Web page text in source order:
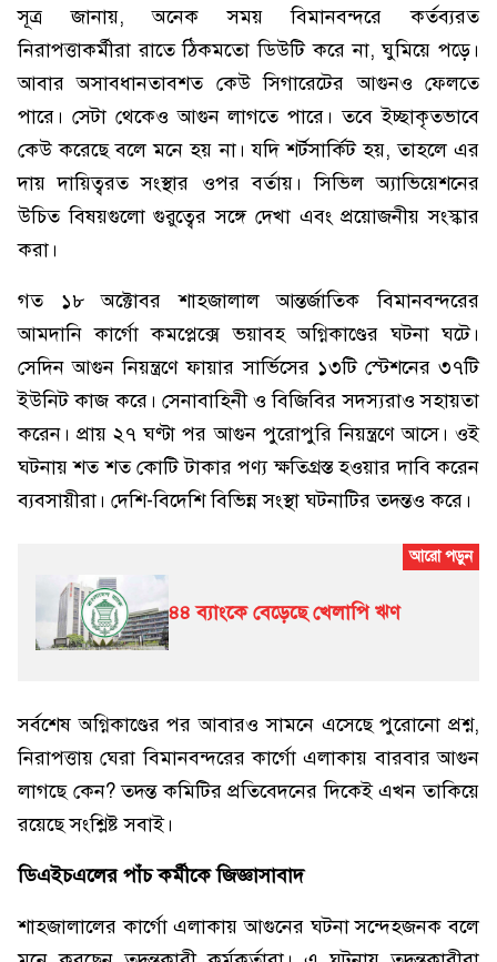
সূত্র জানায়, অনেক সময় বিমানবন্দরে কর্তব্যরত
নিরাপত্তাকর্মীরা রাতে ঠিকমতো ডিউটি করে না, ঘুমিয়ে পড়ে।
আবার অসাবধানতাবশত কেউ সিগারেটের আগুনও ফেলতে
পারে। সেটা থেকেও আগুন লাগতে পারে। তবে ইচ্ছাকৃতভাবে
কেউ করেছে বলে মনে হয় না। যদি শর্টসার্কিট হয়, তাহলে এর
দায় দায়িত্বরত সংস্থার ওপর বর্তায়। সিভিল অ্যাভিয়েশনের
উচিত বিষয়গুলো গুরুত্বের সঙ্গে দেখা এবং প্রয়োজনীয় সংস্কার
করা।
গত ১৮ অক্টোবর শাহজালাল আন্তর্জাতিক বিমানবন্দরের
আমদানি কার্গো কমপ্লেক্সে ভয়াবহ অগ্নিকাণ্ডের ঘটনা ঘটে।
সেদিন আগুন নিয়ন্ত্রণে ফায়ার সার্ভিসের ১৩টি স্টেশনের ৩৭টি
ইউনিট কাজ করে। সেনাবাহিনী ও বিজিবির সদস্যরাও সহায়তা
করেন। প্রায় ২৭ ঘণ্টা পর আগুন পুরোপুরি নিয়ন্ত্রণে আসে। ওই
ঘটনায় শত শত কোটি টাকার পণ্য ক্ষতিগ্রস্ত হওয়ার দাবি করেন
ব্যবসায়ীরা। দেশি-বিদেশি বিভিন্ন সংস্থা ঘটনাটির তদন্তও করে।
৪৪ ব্যাংকে বেড়েছে খেলাপি ঋণ
সর্বশেষ অগ্নিকাণ্ডের পর আবারও সামনে এসেছে পুরোনো প্রশ্ন,
নিরাপত্তায় ঘেরা বিমানবন্দরের কার্গো এলাকায় বারবার আগুন
লাগছে কেন? তদন্ত কমিটির প্রতিবেদনের দিকেই এখন তাকিয়ে
রয়েছে সংশ্লিষ্ট সবাই।
ডিএইচএলের পাঁচ কর্মীকে জিজ্ঞাসাবাদ
শাহজালালের কার্গো এলাকায় আগুনের ঘটনা সন্দেহজনক বলে